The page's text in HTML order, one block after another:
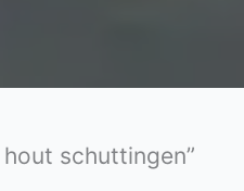
schuttingen”